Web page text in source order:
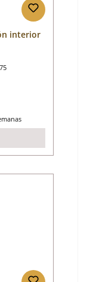
interior